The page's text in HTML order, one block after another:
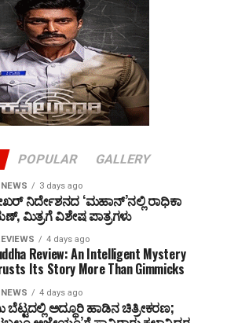
POPULAR GALLERY
3 days ago
ನಿರ್ದೇಶನದ ‘ಮಹಾನ್’ನಲ್ಲಿ ರಾಧಿಕಾ
ಮಿತ್ರಗೆ ವಿಶೇಷ ಪಾತ್ರಗಳು
4 days ago
Review: An Intelligent Mystery
Its Story More Than Gimmicks
4 days ago
ಅದ್ಧೂರಿ ಹಾಡಿನ ಚಿತ್ರೀಕರಣ;